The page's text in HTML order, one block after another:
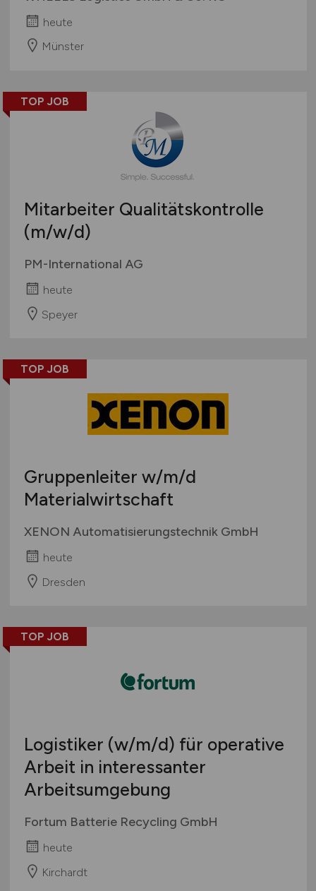
heute
Münster
TOP JOB
Mitarbeiter Qualitätskontrolle
(m/w/d)
PM-International AG
heute
Speyer
TOP JOB
Gruppenleiter w/m/d
Materialwirtschaft
XENON Automatisierungstechnik GmbH
heute
Dresden
TOP JOB
Logistiker (w/m/d) für operative
Arbeit in interessanter
Arbeitsumgebung
Fortum Batterie Recycling GmbH
heute
Kirchardt